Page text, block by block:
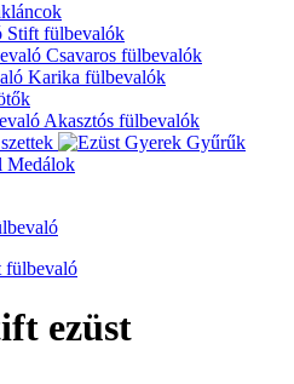
Stift fülbevalók
Csavaros fülbevalók
Karika fülbevalók
Akasztós fülbevalók
Medálok
ezüst